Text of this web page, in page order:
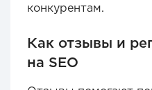
конкурентам.
Как отзывы и
на SEO